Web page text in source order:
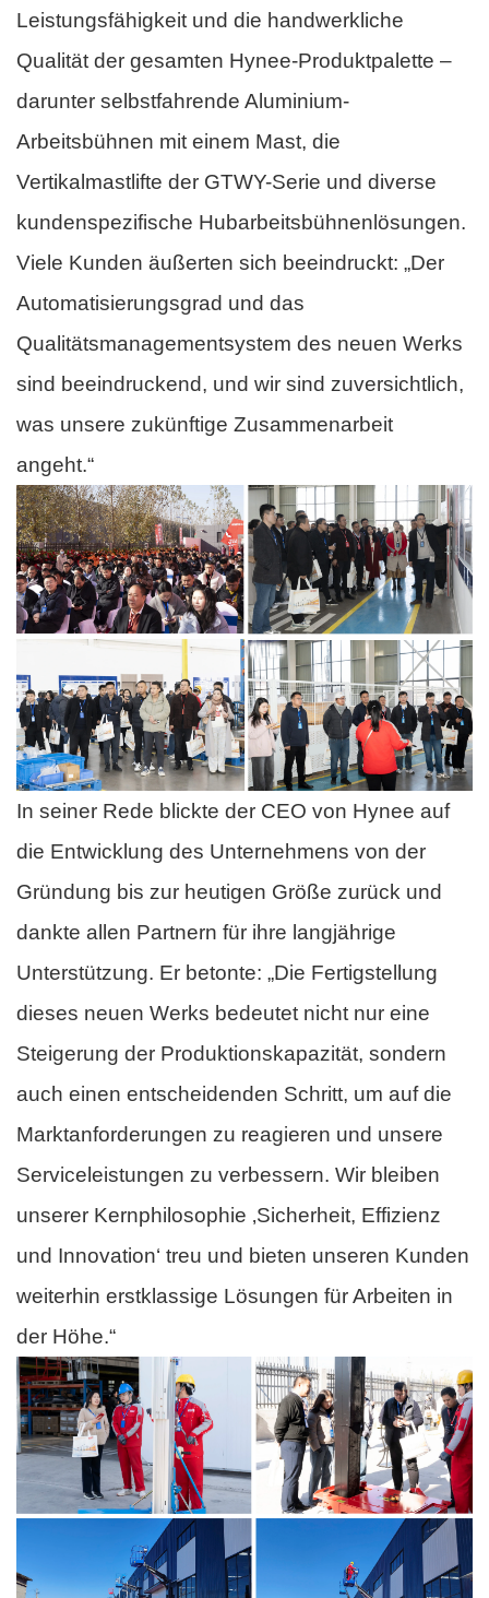
Leistungsfähigkeit und die handwerkliche
Qualität der gesamten Hynee-Produktpalette –
darunter selbstfahrende Aluminium-
Arbeitsbühnen mit einem Mast, die
Vertikalmastlifte der GTWY-Serie und diverse
kundenspezifische Hubarbeitsbühnenlösungen.
Viele Kunden äußerten sich beeindruckt: „Der
Automatisierungsgrad und das
Qualitätsmanagementsystem des neuen Werks
sind beeindruckend, und wir sind zuversichtlich,
was unsere zukünftige Zusammenarbeit
angeht.“
In seiner Rede blickte der CEO von Hynee auf
die Entwicklung des Unternehmens von der
Gründung bis zur heutigen Größe zurück und
dankte allen Partnern für ihre langjährige
Unterstützung. Er betonte: „Die Fertigstellung
dieses neuen Werks bedeutet nicht nur eine
Steigerung der Produktionskapazität, sondern
auch einen entscheidenden Schritt, um auf die
Marktanforderungen zu reagieren und unsere
Serviceleistungen zu verbessern. Wir bleiben
unserer Kernphilosophie ‚Sicherheit, Effizienz
und Innovation‘ treu und bieten unseren Kunden
weiterhin erstklassige Lösungen für Arbeiten in
der Höhe.“